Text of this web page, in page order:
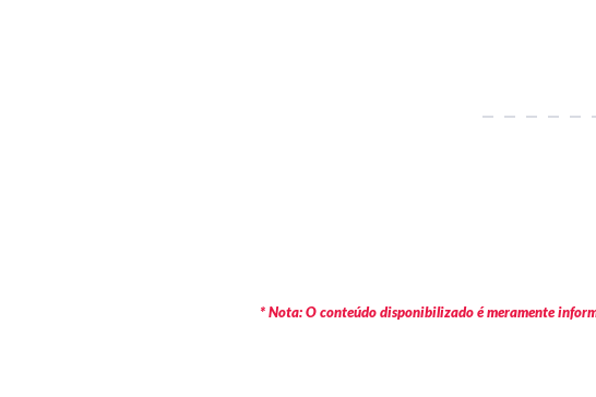
* Nota: O conteúdo disponibilizado é meramente